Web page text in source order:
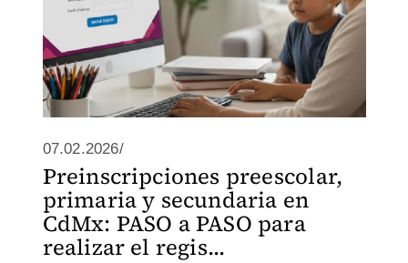
07.02.2026/
Preinscripciones preescolar,
primaria y secundaria en
CdMx: PASO a PASO para
realizar el regis...